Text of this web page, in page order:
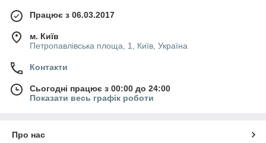
Працює з 06.03.2017
м. Київ
Петропавлівська площа, 1, Київ, Україна
Контакти
Сьогодні працює з 00:00 до 24:00
Показати весь графік роботи
Про нас